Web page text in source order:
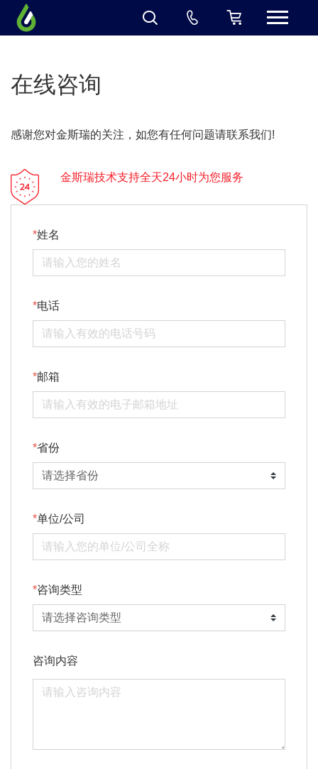
在线咨询
感谢您对金斯瑞的关注，如您有任何问题请联系我们!
金斯瑞技术支持全天24小时为您服务
姓名
电话
邮箱
省份
单位/公司
咨询类型
咨询内容